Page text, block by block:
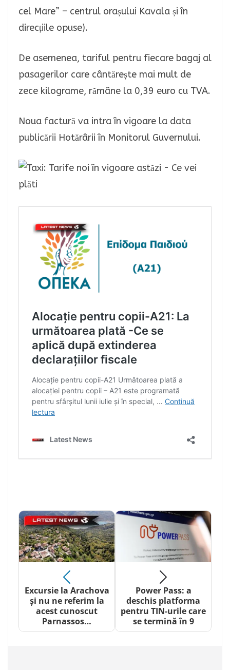
cel Mare” – centrul orașului Kavala și în
direcțiile opuse).
De asemenea, tariful pentru fiecare bagaj al
pasagerilor care cântărește mai mult de
zece kilograme, rămâne la 0,39 euro cu TVA.
Noua factură va intra în vigoare la data
publicării Hotărârii în Monitorul Guvernului.
Excursie la Arachova
și nu ne referim la
acest cunoscut
Parnassos…
Power Pass: a
deschis platforma
pentru TIN-urile care
se termină în 9